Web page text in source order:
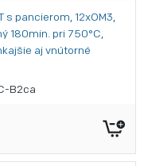
s pancierom, 12xOM3,
180min. pri 750°C,
aj vnútorné
B2ca